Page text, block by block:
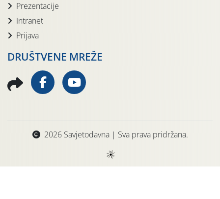
Prezentacije
Intranet
Prijava
DRUŠTVENE MREŽE
2026 Savjetodavna | Sva prava pridržana.